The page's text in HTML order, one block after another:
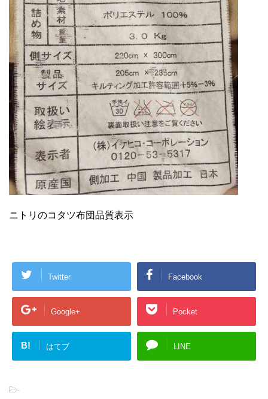
ニトリのコタツ布団品質表示
Twitter Facebook
Google+ Pocket
B! はてブ LINE
-